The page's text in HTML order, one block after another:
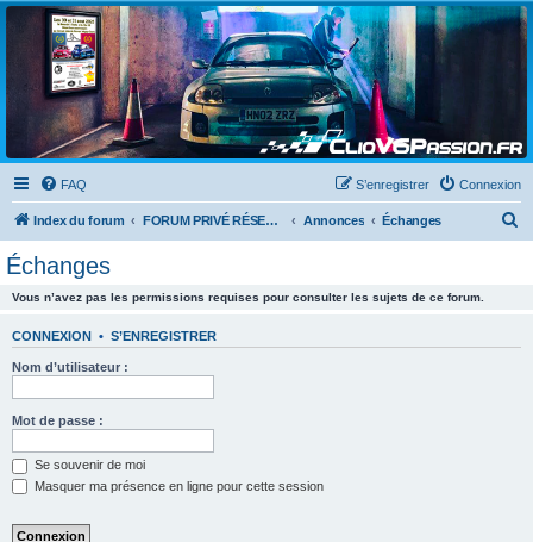
Clio V6 Passion
Le site français des passionnés de Clio V6
FAQ Connexion
S’enregistrer
Index du forum FORUM PRIVÉ RÉSERVÉ AUX MEMBRES DU CLUB Annonces Échanges
Échanges
Vous n’avez pas les permissions requises pour consulter les sujets de ce forum.
CONNEXION • S’ENREGISTRER
Nom d’utilisateur :
Mot de passe :
Se souvenir de moi
Masquer ma présence en ligne pour cette session